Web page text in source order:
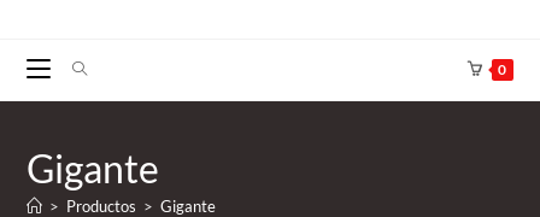
0
Gigante
> Productos > Gigante